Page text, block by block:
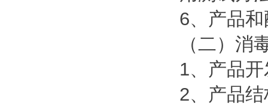
6、产品
（二）消
1、产品
2、产品